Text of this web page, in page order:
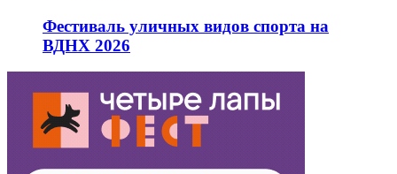
Фестиваль уличных видов спорта на
ВДНХ 2026